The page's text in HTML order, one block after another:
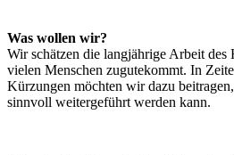
Was wollen wir?
Wir schätzen die langjährige Arbeit des
vielen Menschen zugutekommt. In
Kürzungen möchten wir dazu
sinnvoll weitergeführt werden kann.